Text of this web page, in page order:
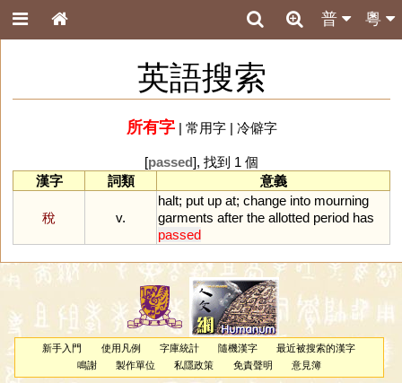
粵
普
英語搜索
所有字| 常用字| 冷僻字
[passed], 找到 1 個
漢字
詞類 意義
稅 v.
halt; put up at; change into mourning
garments after the allotted period has
passed
新手入門 使用凡例 字庫統計 隨機漢字
最近被搜索的漢字
鳴謝
製作單位 私隱政策 免責聲明 意見簿